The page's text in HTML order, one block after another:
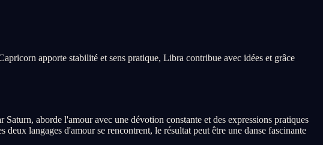
apporte stabilité et sens pratique, Libra contribue avec idées et grâce
aborde l'amour avec une dévotion constante et des expressions pratiques
langages d'amour se rencontrent, le résultat peut être une danse fascinante